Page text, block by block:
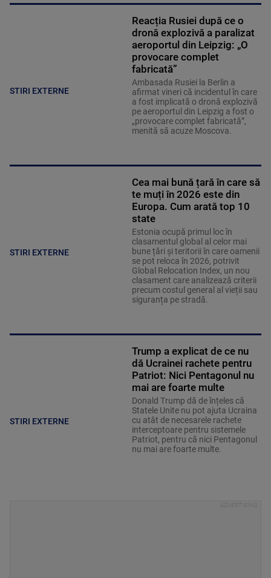
STIRI EXTERNE
Reacția Rusiei după ce o
dronă explozivă a paralizat
aeroportul din Leipzig: „O
provocare complet
fabricată”
Ambasada Rusiei la Berlin a
afirmat vineri că incidentul în care
a fost implicată o dronă explozivă
pe aeroportul din Leipzig a fost o
„provocare complet fabricată”,
menită să acuze Moscova.
STIRI EXTERNE
Cea mai bună țară în care să
te muți în 2026 este din
Europa. Cum arată top 10
state
Estonia ocupă primul loc în
clasamentul global al celor mai
bune țări și teritorii în care oamenii
se pot reloca în 2026, potrivit
Global Relocation Index, un nou
clasament care analizează criterii
precum costul general al vieții sau
siguranța pe stradă.
STIRI EXTERNE
Trump a explicat de ce nu
dă Ucrainei rachete pentru
Patriot: Nici Pentagonul nu
mai are foarte multe
Donald Trump dă de înțeles că
Statele Unite nu pot ajuta Ucraina
cu atât de necesarele rachete
interceptoare pentru sistemele
Patriot, pentru că nici Pentagonul
nu mai are foarte multe.